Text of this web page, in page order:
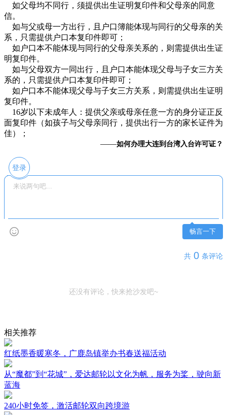
如父母均不同行，须提供出生证明复印件和父母亲的同意
信。
如与父或母一方出行，且户口簿能体现与同行的父母亲的关
系，只需提供户口本复印件即可；
如户口本不能体现与同行的父母亲关系的，则需提供出生证
明复印件。
如与父母双方一同出行，且户口本能体现父母与子女三方关
系的，只需提供户口本复印件即可；
如户口本不能体现父母与子女三方关系，则需提供出生证明
复印件。
16岁以下未成年人：提供父亲或母亲任意一方的身分证正反
面复印件（如孩子与父母亲同行，提供出行一方的家长证件为
佳）；
——如何办理大连到台湾入台许可证？
登录
畅言一下
共 0 条评论
还没有评论，快来抢沙发吧~
相关推荐
红纸墨香暖寒冬，广鹿岛镇举办书春送福活动
从“魔都”到“花城”，爱达邮轮以文化为帆，服务为桨，驶向新
蓝海
240小时免签，激活邮轮双向跨境游